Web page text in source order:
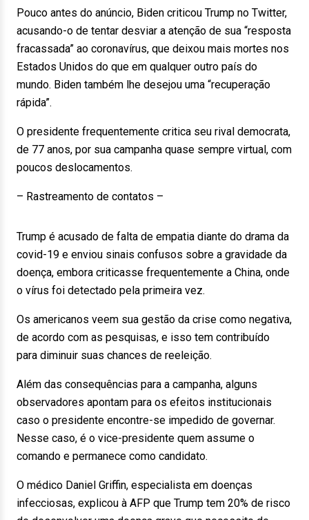
Pouco antes do anúncio, Biden criticou Trump no Twitter,
acusando-o de tentar desviar a atenção de sua “resposta
fracassada” ao coronavírus, que deixou mais mortes nos
Estados Unidos do que em qualquer outro país do
mundo. Biden também lhe desejou uma “recuperação
rápida”.
O presidente frequentemente critica seu rival democrata,
de 77 anos, por sua campanha quase sempre virtual, com
poucos deslocamentos.
– Rastreamento de contatos –
Trump é acusado de falta de empatia diante do drama da
covid-19 e enviou sinais confusos sobre a gravidade da
doença, embora criticasse frequentemente a China, onde
o vírus foi detectado pela primeira vez.
Os americanos veem sua gestão da crise como negativa,
de acordo com as pesquisas, e isso tem contribuído
para diminuir suas chances de reeleição.
Além das consequências para a campanha, alguns
observadores apontam para os efeitos institucionais
caso o presidente encontre-se impedido de governar.
Nesse caso, é o vice-presidente quem assume o
comando e permanece como candidato.
O médico Daniel Griffin, especialista em doenças
infecciosas, explicou à AFP que Trump tem 20% de risco